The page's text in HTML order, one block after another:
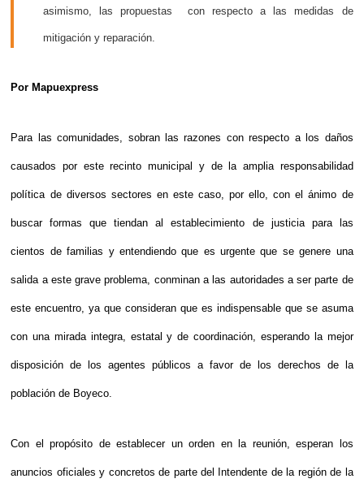
asimismo, las propuestas con respecto a las medidas de
mitigación y reparación.
Por Mapuexpress
Para las comunidades, sobran las razones con respecto a los daños
causados por este recinto municipal y de la amplia responsabilidad
política de diversos sectores en este caso, por ello, con el ánimo de
buscar formas que tiendan al establecimiento de justicia para las
cientos de familias y entendiendo que es urgente que se genere una
salida a este grave problema, conminan a las autoridades a ser parte de
este encuentro, ya que consideran que es indispensable que se asuma
con una mirada integra, estatal y de coordinación, esperando la mejor
disposición de los agentes públicos a favor de los derechos de la
población de Boyeco.
Con el propósito de establecer un orden en la reunión, esperan los
anuncios oficiales y concretos de parte del Intendente de la región de la